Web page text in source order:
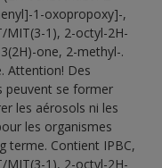
1-oxopropoxy]-,
MIT(3-1), 2-octyl-2H-
one, 2-methyl-.
Attention! Des
peuvent se former
les aérosols ni les
les organismes
terme. Contient IPBC,
MIT(3-1), 2-octyl-2H-